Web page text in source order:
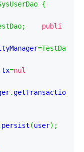
{
;
publi
=TestDa
tx=nul
.getTransactio
persist (user);